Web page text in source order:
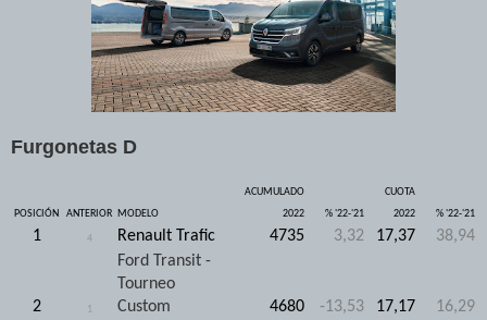
Furgonetas D
POSICIÓN ANTERIOR MODELO
ACUMULADO
2022
% '22-'21
CUOTA
2022
% '22-'21
1 4 Renault Trafic 4735 3,32 17,37 38,94
2 1
Ford Transit -
Tourneo
Custom
4680 -13,53 17,17 16,29